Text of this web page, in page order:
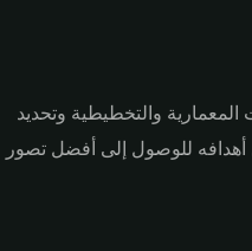
والتخطيطية وتحديد
إلى أفضل تصور